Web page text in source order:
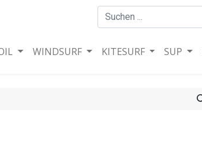
WINDSURF KITESURF SUP